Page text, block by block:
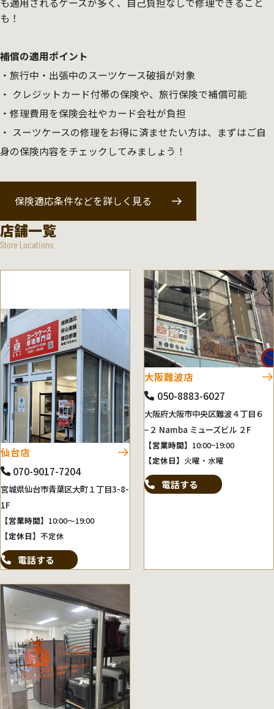
も！
補償の適用ポイント
旅行中・出張中のスーツケース破損が対象
クレジットカード付帯の保険や、旅行保険で補償可能
修理費用を保険会社やカード会社が負担
スーツケースの修理をお得に済ませたい方は、まずはご自
身の保険内容をチェックしてみましょう！
保険適応条件などを詳しく見る
店舗一覧
Store Locations
仙台店
070-9017-7204
宮城県仙台市青葉区大町１丁目3-8-
1F
【営業時間】 10:00～19:00
【定休日】 不定休
電話する
大阪難波店
050-8883-6027
大阪府大阪市中央区難波４丁目６
−２ Namba ミューズビル ２F
【営業時間】 10:00~19:00
【定休日】 火曜・水曜
電話する